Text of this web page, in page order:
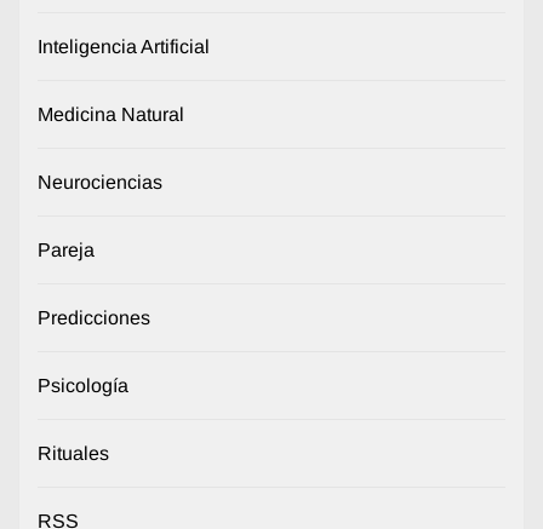
Inteligencia Artificial
Medicina Natural
Neurociencias
Pareja
Predicciones
Psicología
Rituales
RSS